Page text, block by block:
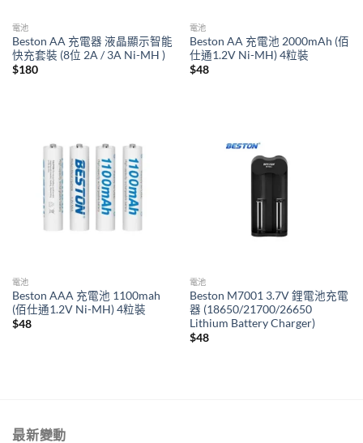
電池
Beston AA 充電器 液晶顯示智能
快充套裝 (8位 2A / 3A Ni-MH )
$180
電池
Beston AA 充電池 2000mAh (佰
仕通1.2V Ni-MH) 4粒裝
$48
電池
Beston AAA 充電池 1100mah
(佰仕通1.2V Ni-MH) 4粒裝
$48
電池
Beston M7001 3.7V 鋰電池充電
器 (18650/21700/26650
Lithium Battery Charger)
$48
最新變動